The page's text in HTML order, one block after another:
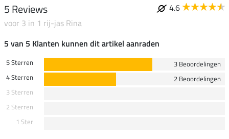
5 Reviews
4.6
voor 3 in 1 rij-jas Rina
5 van 5 Klanten kunnen dit artikel aanraden
5 Sterren
3 Beoordelingen
4 Sterren
2 Beoordelingen
3 Sterren
2 Sterren
1 Ster